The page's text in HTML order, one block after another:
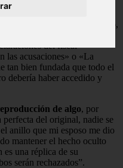
,
argumentos. Ejemplos:
del fiscal
las acusaciones» o «La
tan bien fundada que todo el
debería haber accedido y
de algo, por
perfecta del original, nadie se
anillo que mi esposo me dio
mantener el hecho oculto
es una réplica de su
serán rechazados”.